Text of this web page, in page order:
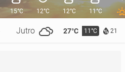
Jutro 27°C 11°C 21
15°C 12°C 12°C 11°C